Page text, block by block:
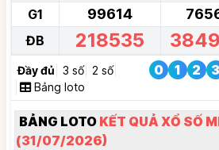
G1 99614
ĐB 218535
Đầy đủ 3 số 2 số 0 1 2 3
Bảng loto
BẢNG LOTO KẾT QUẢ XỔ SỐ
(31/07/2026)